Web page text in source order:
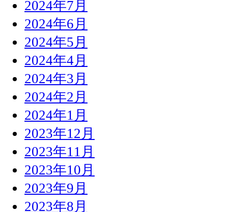
2024年7月
2024年6月
2024年5月
2024年4月
2024年3月
2024年2月
2024年1月
2023年12月
2023年11月
2023年10月
2023年9月
2023年8月